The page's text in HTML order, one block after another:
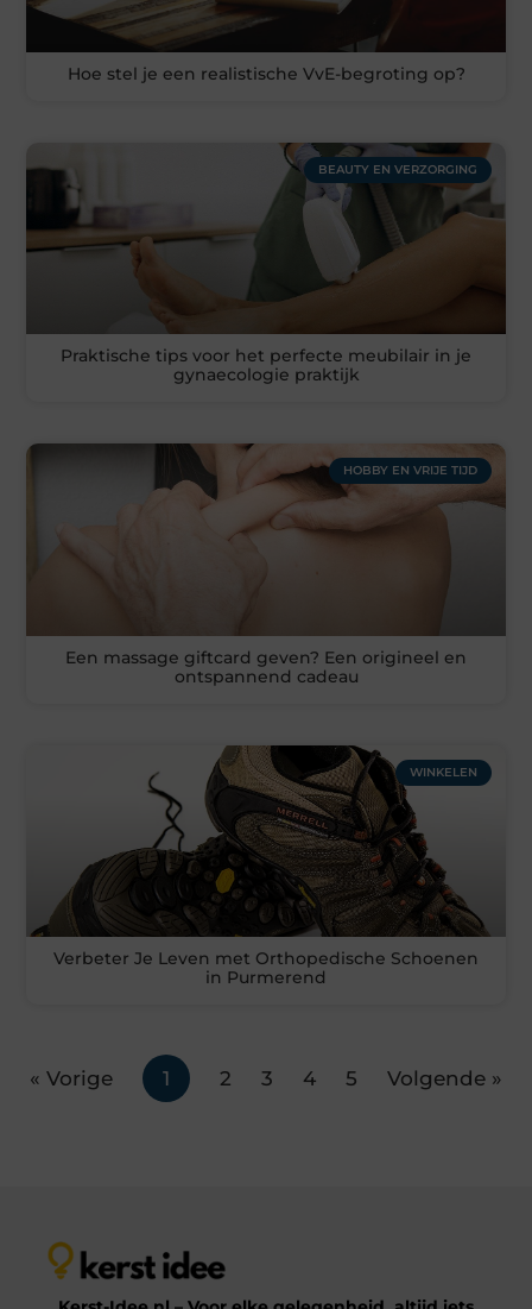
Hoe stel je een realistische VvE-begroting op?
BEAUTY EN VERZORGING
Praktische tips voor het perfecte meubilair in je
gynaecologie praktijk
HOBBY EN VRIJE TIJD
Een massage giftcard geven? Een origineel en
ontspannend cadeau
WINKELEN
Verbeter Je Leven met Orthopedische Schoenen
in Purmerend
« Vorige 1 2 3 4 5 Volgende »